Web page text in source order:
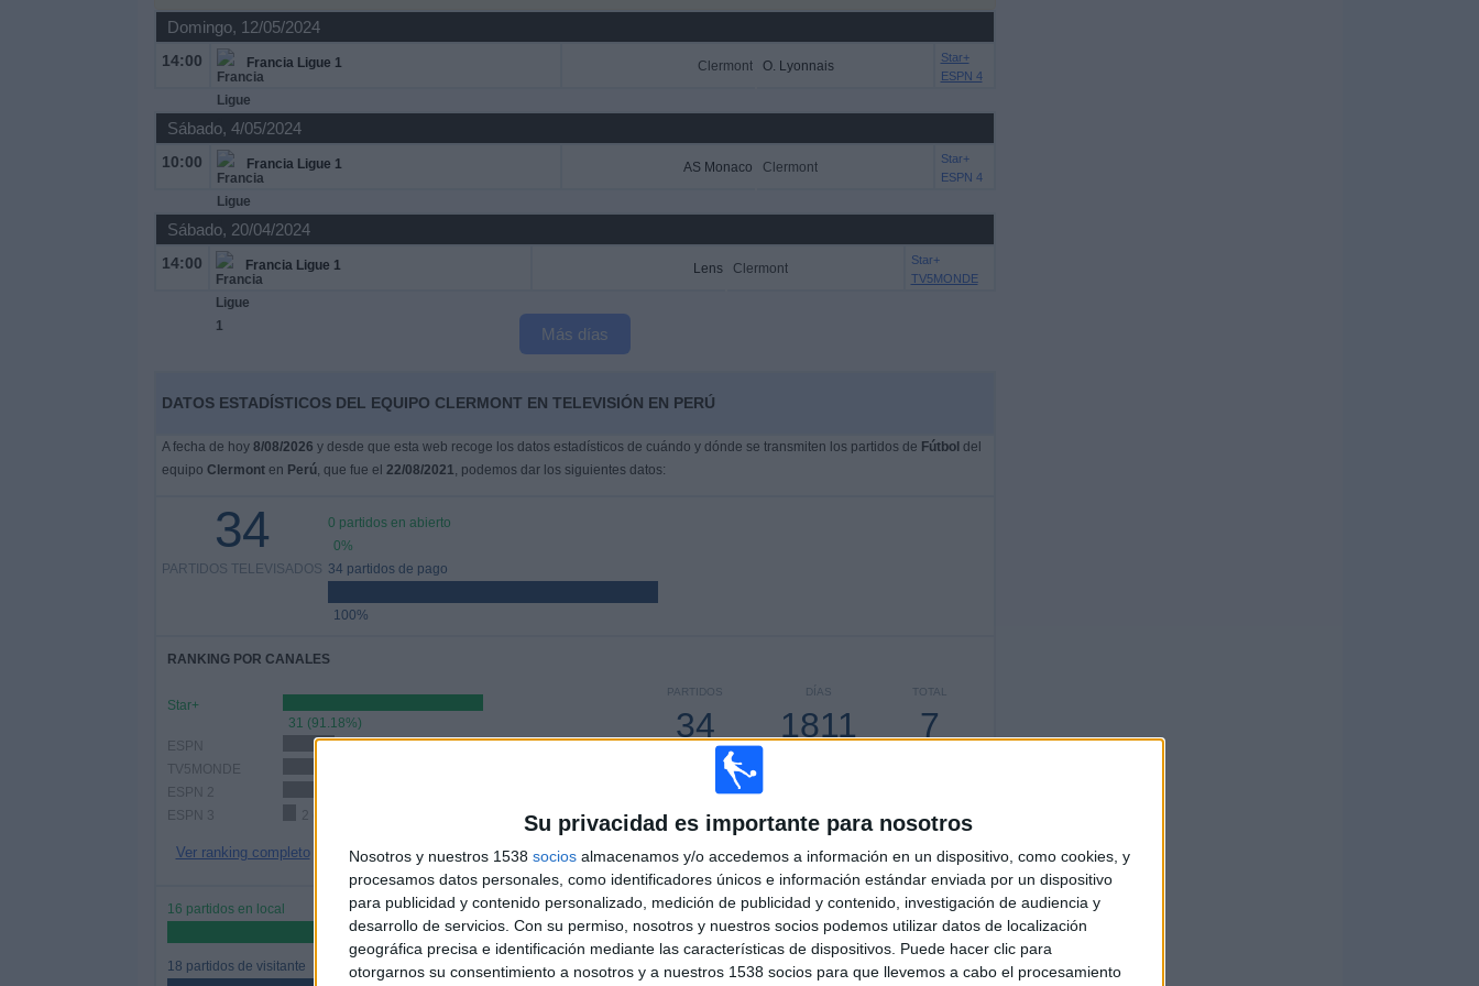
Su privacidad es importante para nosotros
Nosotros y nuestros 1538 socios almacenamos y/o accedemos a información en un dispositivo, como cookies, y
procesamos datos personales, como identificadores únicos e información estándar enviada por un dispositivo
para publicidad y contenido personalizado, medición de publicidad y contenido, investigación de audiencia y
desarrollo de servicios. Con su permiso, nosotros y nuestros socios podemos utilizar datos de localización
geográfica precisa e identificación mediante las características de dispositivos. Puede hacer clic para
otorgarnos su consentimiento a nosotros y a nuestros 1538 socios para que llevemos a cabo el procesamiento
Domingo, 12/05/2024
14:00 Francia Ligue 1 Clermont O. Lyonnais
Star+
ESPN 4
Sábado, 4/05/2024
10:00 Francia Ligue 1 AS Monaco Clermont
Star+
ESPN 4
Sábado, 20/04/2024
14:00 Francia Ligue 1 Lens Clermont
Star+
TV5MONDE
Más días
DATOS ESTADÍSTICOS DEL EQUIPO CLERMONT EN TELEVISIÓN EN PERÚ
A fecha de hoy 8/08/2026 y desde que esta web recoge los datos estadísticos de cuándo y dónde se transmiten los partidos de Fútbol del
equipo Clermonten Perú, que fue el 22/08/2021, podemos dar los siguientes datos:
34
PARTIDOS TELEVISADOS
0 partidos en abierto
0%
34 partidos de pago
100%
RANKING POR CANALES
Star+
31 (91.18%)
ESPN
TV5MONDE
ESPN 2
ESPN 3
2 (5.88%)
Ver ranking completo
TOTAL
7
DÍAS
1811
PARTIDOS
34
CONSECUTIVOS
16 partidos en local
47.06%
18 partidos de visitante
TOTAL
10
MÁXIMO
6
1